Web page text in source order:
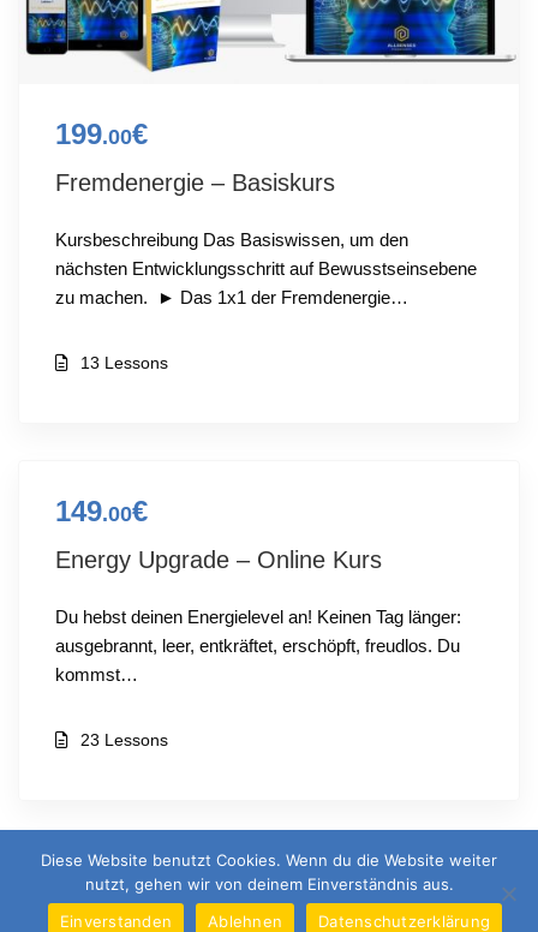
199.00€
Fremdenergie – Basiskurs
Kursbeschreibung Das Basiswissen, um den
nächsten Entwicklungsschritt auf Bewusstseinsebene
zu machen. ► Das 1x1 der Fremdenergie…
13 Lessons
149.00€
Energy Upgrade – Online Kurs
Du hebst deinen Energielevel an! Keinen Tag länger:
ausgebrannt, leer, entkräftet, erschöpft, freudlos. Du
kommst…
23 Lessons
Diese Website benutzt Cookies. Wenn du die Website weiter
nutzt, gehen wir von deinem Einverständnis aus.
Einverstanden
Ablehnen Datenschutzerklärung